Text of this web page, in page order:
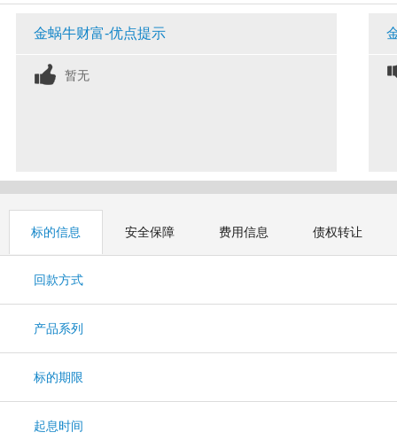
金蜗牛财富-优点提示
暂无
标的信息 安全保障 费用信息 债权转让
回款方式
产品系列
标的期限
起息时间